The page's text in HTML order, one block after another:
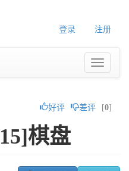
登录 注册
好评 差评 [0]
棋盘